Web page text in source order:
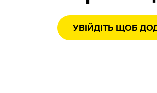
УВІЙДІТЬ ЩОБ